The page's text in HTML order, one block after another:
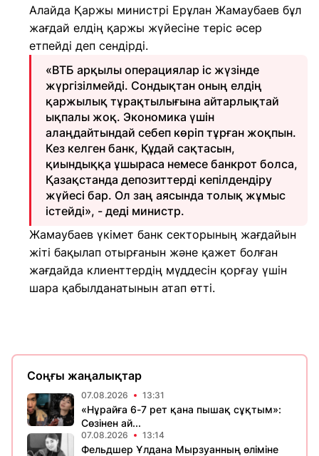
Алайда Қаржы министрі Ерұлан Жамаубаев бұл
жағдай елдің қаржы жүйесіне теріс әсер
етпейді деп сендірді.
«ВТБ арқылы операциялар іс жүзінде
жүргізілмейді. Сондықтан оның елдің
қаржылық тұрақтылығына айтарлықтай
ықпалы жоқ. Экономика үшін
алаңдайтындай себеп көріп тұрған жоқпын.
Кез келген банк, Құдай сақтасын,
қиындыққа ұшыраса немесе банкрот болса,
Қазақстанда депозиттерді кепілдендіру
жүйесі бар. Ол заң аясында толық жұмыс
істейді», - деді министр.
Жамаубаев үкімет банк секторының жағдайын
жіті бақылап отырғанын және қажет болған
жағдайда клиенттердің мүддесін қорғау үшін
шара қабылданатынын атап өтті.
Соңғы жаңалықтар
07.08.2026 13:31
«Нұрайға 6-7 рет қана пышақ сұқтым»:
Сөзінен ай...
07.08.2026 13:14
Фельдшер Ұлдана Мырзуанның өліміне